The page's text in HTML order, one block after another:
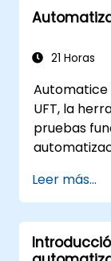
21 Horas
Automatice
UFT, la
pruebas
objetos,
validación
prácticos.
Leer más...